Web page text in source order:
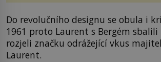
Do revolučního designu se obula i
1961 proto Laurent s Bergém sbalili
rozjeli značku odrážející vkus
Laurent.